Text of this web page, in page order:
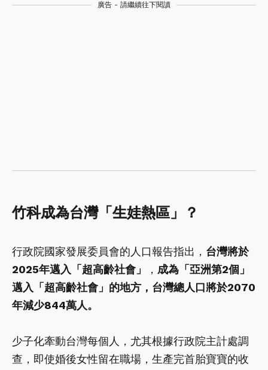
廣告 - 請繼續往下閱讀
竹科成為台灣「生娃熱區」？
行政院國家發展委員會的人口報告指出， 台灣將於
2025年邁入「超高齡社會」
， 成為「亞洲第2個」
邁入「超高齡社會」的地方，台灣總人口將於2070
年減少844萬人。
少子化牽動台灣每個人，尤其根據行政院主計處調
查，即使婚後女性留在職場，生產完首胎寶寶的收